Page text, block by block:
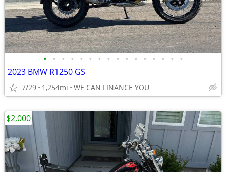
• • • • • • • • • • • • • • • •
2023 BMW R1250 GS
7/29 1,254mi WE CAN FINANCE YOU
$2,000